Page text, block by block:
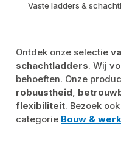
Vaste ladders &
Ontdek onze selectie
schachtladders. Wij
behoeften. Onze
robuustheid,
flexibiliteit. Bezoek
categorie Bouw &